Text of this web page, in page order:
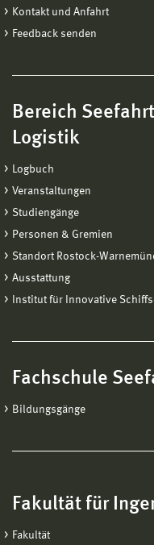
Kontakt und Anfahrt
Feedback senden
Bereich
Logistik
Logbuch
Veranstaltungen
Studiengänge
Personen & Gremien
Standort Rostock-
Ausstattung
Institut für Innovative
Fachschule
Bildungsgänge
Fakultät für
Fakultät